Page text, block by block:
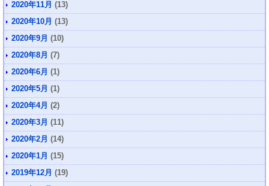
2020年11月 (13)
2020年10月 (13)
2020年9月 (10)
2020年8月 (7)
2020年6月 (1)
2020年5月 (1)
2020年4月 (2)
2020年3月 (11)
2020年2月 (14)
2020年1月 (15)
2019年12月 (19)